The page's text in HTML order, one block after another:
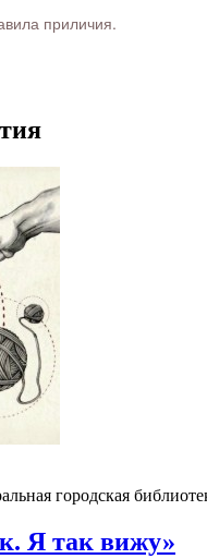
приличия.
городская
Я так вижу»